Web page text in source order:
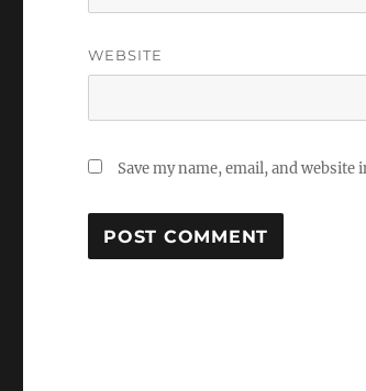
WEBSITE
Save my name, email, and